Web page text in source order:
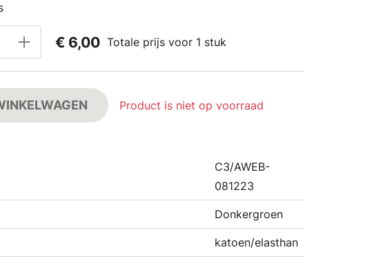
€ 6,00 Totale prijs voor 1 stuk
Product is niet op voorraad
C3/AWEB-
081223
Donkergroen
katoen/elasthan